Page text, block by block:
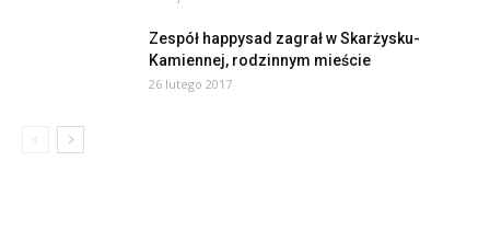
Zespół happysad zagrał w Skarżysku-
Kamiennej, rodzinnym mieście
26 lutego 2017